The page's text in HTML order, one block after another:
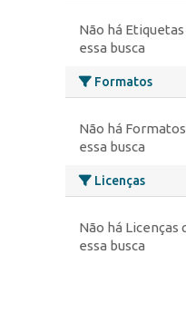
Não há
essa busca
Formatos
Não há
essa busca
Licenças
Não há Licenças
essa busca